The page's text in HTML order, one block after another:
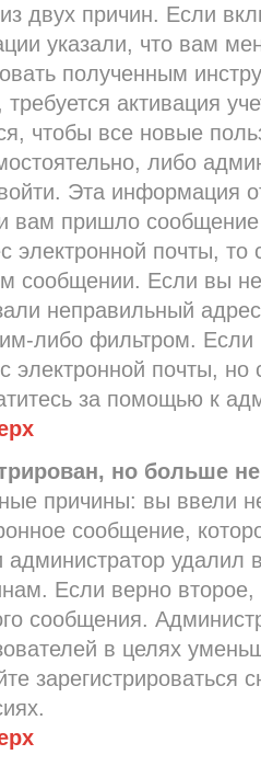
двух причин. Если
указали, что вам
полученным
требуется активация
чтобы все новые
либо
Эта информация
вам пришло
электронной почты, то
сообщении. Если вы
неправильный
либо фильтром.
электронной почты, но
за помощью к
но больше
причины: вы ввели
сообщение,
администратор удалил
Если верно
сообщения.
в целях
зарегистрироваться